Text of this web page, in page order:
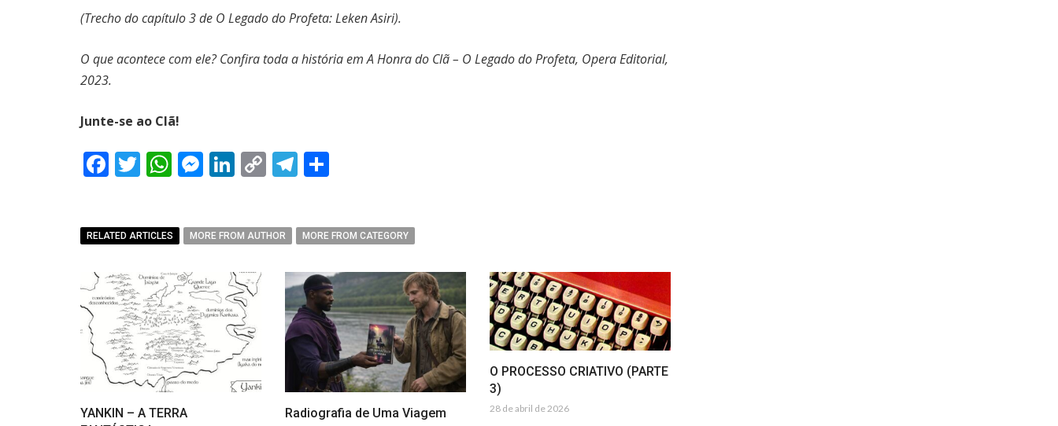
(Trecho do capítulo 3 de O Legado do Profeta: Leken Asiri).
O que acontece com ele? Confira toda a história em A Honra do Clã – O Legado do Profeta, Opera Editorial,
2023.
Junte-se ao Clã!
Facebook
Twitter
WhatsApp
Messenger
LinkedIn
CopyTelegram
RELATED ARTICLES MORE FROM AUTHOR MORE FROM CATEGORY
YANKIN – A TERRA
Radiografia de Uma Viagem
O PROCESSO CRIATIVO (PARTE
3)
28 de abril de 2026